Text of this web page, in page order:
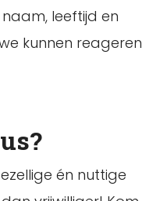
leeftijd en
kunnen reageren
én nuttige